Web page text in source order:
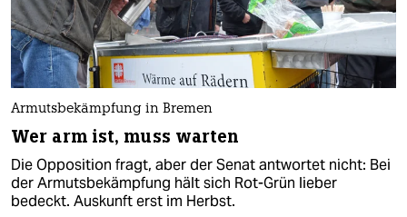
Armutsbekämpfung in Bremen
Wer arm ist, muss warten
Die Opposition fragt, aber der Senat antwortet nicht: Bei
der Armutsbekämpfung hält sich Rot-Grün lieber
bedeckt. Auskunft erst im Herbst.